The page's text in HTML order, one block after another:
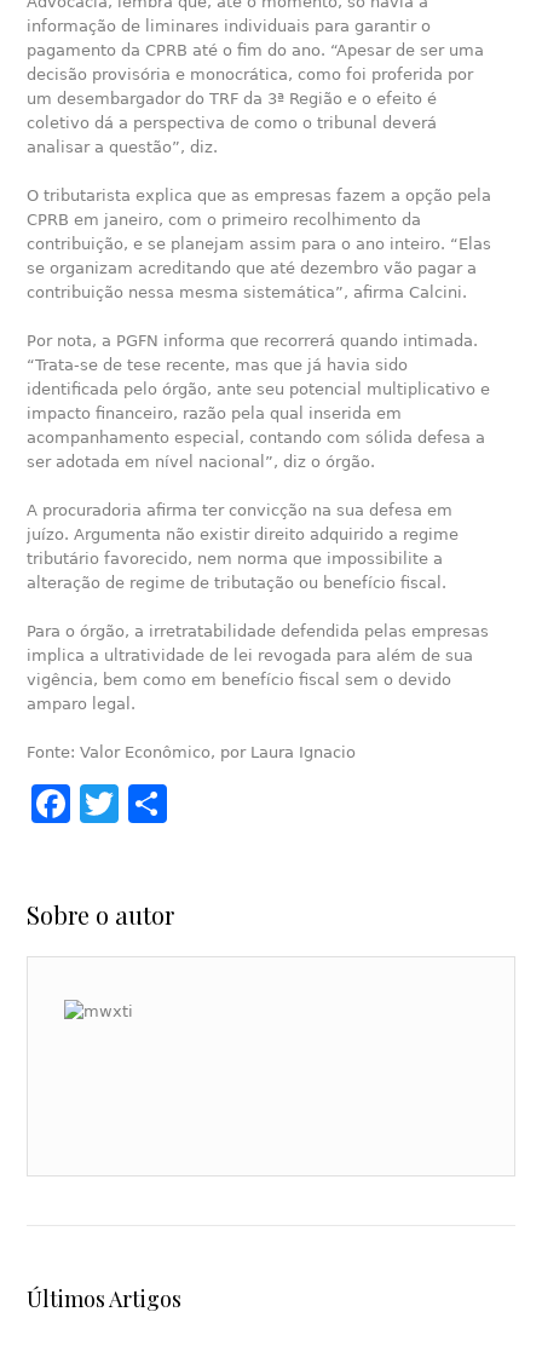
informação de liminares individuais para garantir o
pagamento da CPRB até o fim do ano. “Apesar de ser uma
decisão provisória e monocrática, como foi proferida por
um desembargador do TRF da 3ª Região e o efeito é
coletivo dá a perspectiva de como o tribunal deverá
analisar a questão”, diz.
O tributarista explica que as empresas fazem a opção pela
CPRB em janeiro, com o primeiro recolhimento da
contribuição, e se planejam assim para o ano inteiro. “Elas
se organizam acreditando que até dezembro vão pagar a
contribuição nessa mesma sistemática”, afirma Calcini.
Por nota, a PGFN informa que recorrerá quando intimada.
“Trata-se de tese recente, mas que já havia sido
identificada pelo órgão, ante seu potencial multiplicativo e
impacto financeiro, razão pela qual inserida em
acompanhamento especial, contando com sólida defesa a
ser adotada em nível nacional”, diz o órgão.
A procuradoria afirma ter convicção na sua defesa em
juízo. Argumenta não existir direito adquirido a regime
tributário favorecido, nem norma que impossibilite a
alteração de regime de tributação ou benefício fiscal.
Para o órgão, a irretratabilidade defendida pelas empresas
implica a ultratividade de lei revogada para além de sua
vigência, bem como em benefício fiscal sem o devido
amparo legal.
Fonte: Valor Econômico, por Laura Ignacio
Facebook
Twitter
Sobre o autor
Últimos Artigos